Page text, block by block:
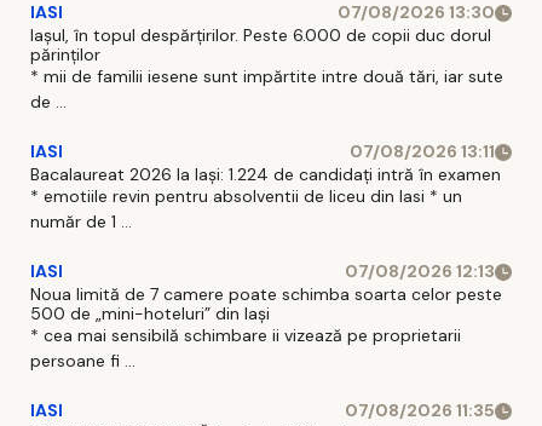
IASI
07/08/2026 13:30
Iașul, în topul despărțirilor. Peste 6.000 de copii duc dorul
părinților
* mii de familii iesene sunt impărtite intre două tări, iar sute
de ...
IASI
07/08/2026 13:11
Bacalaureat 2026 la Iași: 1.224 de candidați intră în examen
* emotiile revin pentru absolventii de liceu din Iasi * un
număr de 1 ...
IASI
07/08/2026 12:13
Noua limită de 7 camere poate schimba soarta celor peste
500 de „mini-hoteluri” din Iași
* cea mai sensibilă schimbare ii vizează pe proprietarii
persoane fi ...
IASI
07/08/2026 11:35